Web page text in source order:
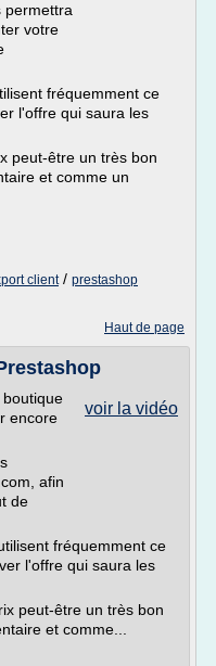
permettra
votre
fréquemment ce
l'offre qui saura les
peut-être un très bon
et comme un
client/ prestashop
Haut de page
voir la vidéo
encore
afin
de
fréquemment ce
l'offre qui saura les
peut-être un très bon
et comme...